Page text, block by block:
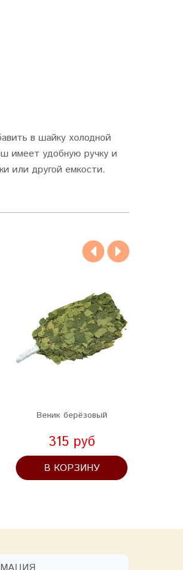
в шайку холодной
имеет удобную ручку и
или другой емкости.
Веник берёзовый
315 руб
В КОРЗИНУ